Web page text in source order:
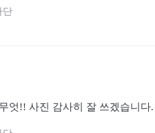
단
엇!! 사진 감사히 잘 쓰겠습니